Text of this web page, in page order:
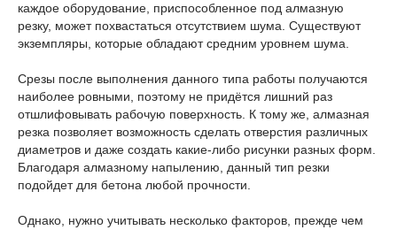
каждое оборудование, приспособленное под алмазную
резку, может похвастаться отсутствием шума. Существуют
экземпляры, которые обладают средним уровнем шума.
Срезы после выполнения данного типа работы получаются
наиболее ровными, поэтому не придётся лишний раз
отшлифовывать рабочую поверхность. К тому же, алмазная
резка позволяет возможность сделать отверстия различных
диаметров и даже создать какие-либо рисунки разных форм.
Благодаря алмазному напылению, данный тип резки
подойдет для бетона любой прочности.
Однако, нужно учитывать несколько факторов, прежде чем